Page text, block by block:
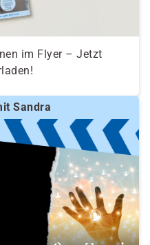
im Flyer – Jetzt
Sandra